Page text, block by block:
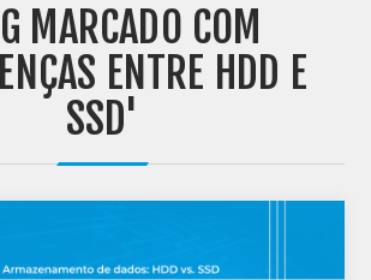
MARCADO COM
ENTRE HDD E
SSD'